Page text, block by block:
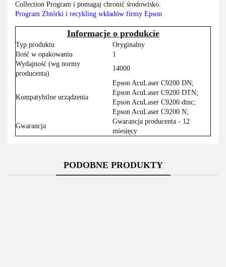
Collection Program i pomagaj chronić środowisko.
Program Zbiórki i recykling wkładów firmy Epson
Informacje o produkcie
Typ produktu
Oryginalny
Ilość w opakowaniu
1
Wydajność (wg normy
producenta)
14000
Kompatybilne urządzenia
Epson AcuLaser C9200 DN;
Epson AcuLaser C9200 DTN;
Epson AcuLaser C9200 dtnc;
Epson AcuLaser C9200 N;
Gwarancja
Gwarancja producenta - 12
miesięcy
PODOBNE PRODUKTY